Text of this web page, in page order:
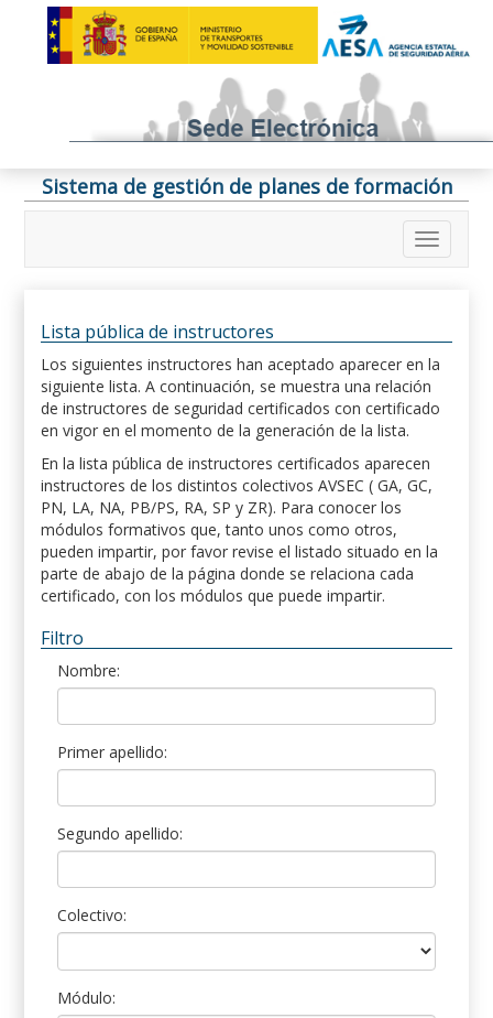
Sistema de gestión de planes de formación
Lista pública de instructores
Los siguientes instructores han aceptado aparecer en la
siguiente lista. A continuación, se muestra una relación
de instructores de seguridad certificados con certificado
en vigor en el momento de la generación de la lista.
En la lista pública de instructores certificados aparecen
instructores de los distintos colectivos AVSEC ( GA, GC,
PN, LA, NA, PB/PS, RA, SP y ZR). Para conocer los
módulos formativos que, tanto unos como otros,
pueden impartir, por favor revise el listado situado en la
parte de abajo de la página donde se relaciona cada
certificado, con los módulos que puede impartir.
Filtro
Nombre:
Primer apellido:
Segundo apellido:
Colectivo:
Módulo: